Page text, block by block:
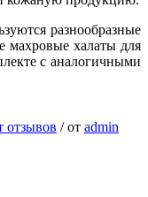
разнообразные
халаты для
с аналогичными
отзывов /от admin